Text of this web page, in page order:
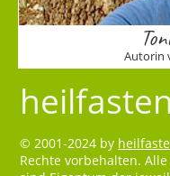
Autorin
© 2001-2024 by
Rechte vorbehalten.